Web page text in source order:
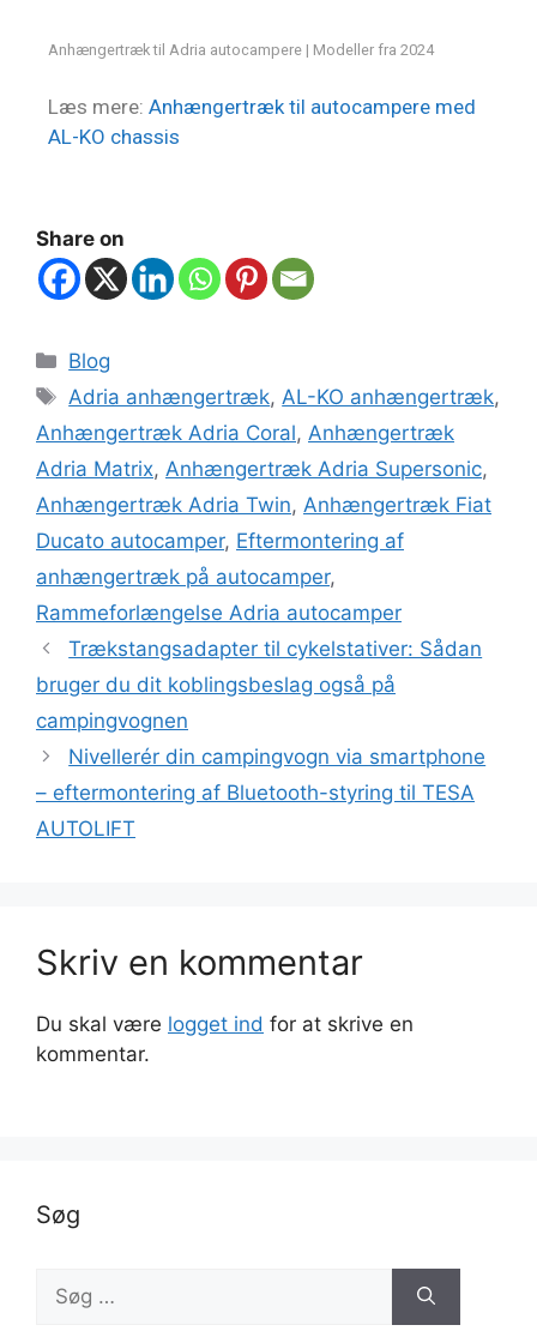
Anhængertræk til Adria autocampere | Modeller fra 2024
Læs mere: Anhængertræk til autocampere med
AL-KO chassis
Share on
Blog
Adria anhængertræk,AL-KO anhængertræk,
Anhængertræk Adria Coral, Anhængertræk
Adria Matrix, Anhængertræk Adria Supersonic,
Anhængertræk Adria Twin, Anhængertræk Fiat
Ducato autocamper, Eftermontering af
anhængertræk på autocamper,
Rammeforlængelse Adria autocamper
Trækstangsadapter til cykelstativer: Sådan
bruger du dit koblingsbeslag også på
campingvognen
Nivellerér din campingvogn via smartphone
– eftermontering af Bluetooth-styring til TESA
AUTOLIFT
Skriv en kommentar
Du skal være logget ind for at skrive en
kommentar.
Søg